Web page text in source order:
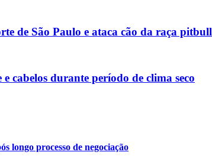
de São Paulo e ataca cão da raça pitbull
cabelos durante período de clima seco
longo processo de negociação